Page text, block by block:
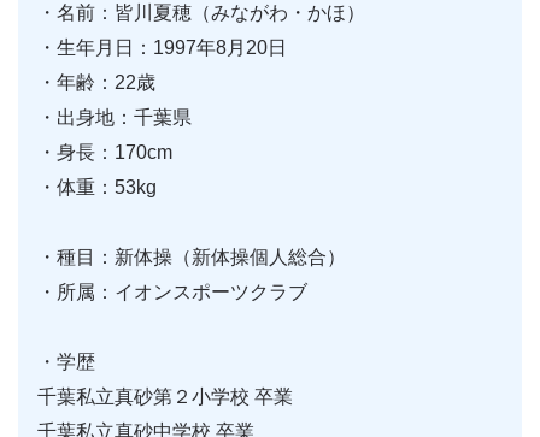
・名前：皆川夏穂（みながわ・かほ）
・生年月日：1997年8月20日
・年齢：22歳
・出身地：千葉県
・身長：170cm
・体重：53kg
・種目：新体操（新体操個人総合）
・所属：イオンスポーツクラブ
・学歴
千葉私立真砂第２小学校 卒業
千葉私立真砂中学校 卒業